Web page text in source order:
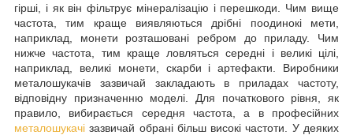
гірші, і як він фільтрує мінералізацію і перешкоди. Чим вище
частота, тим краще виявляються дрібні поодинокі мети,
наприклад, монети розташовані ребром до приладу. Чим
нижче частота, тим краще ловляться середні і великі цілі,
наприклад, великі монети, скарби і артефакти. Виробники
металошукачів зазвичай закладають в приладах частоту,
відповідну призначенню моделі. Для початкового рівня, як
правило, вибирається середня частота, а в професійних
металошукачі зазвичай обрані більш високі частоти. У деяких